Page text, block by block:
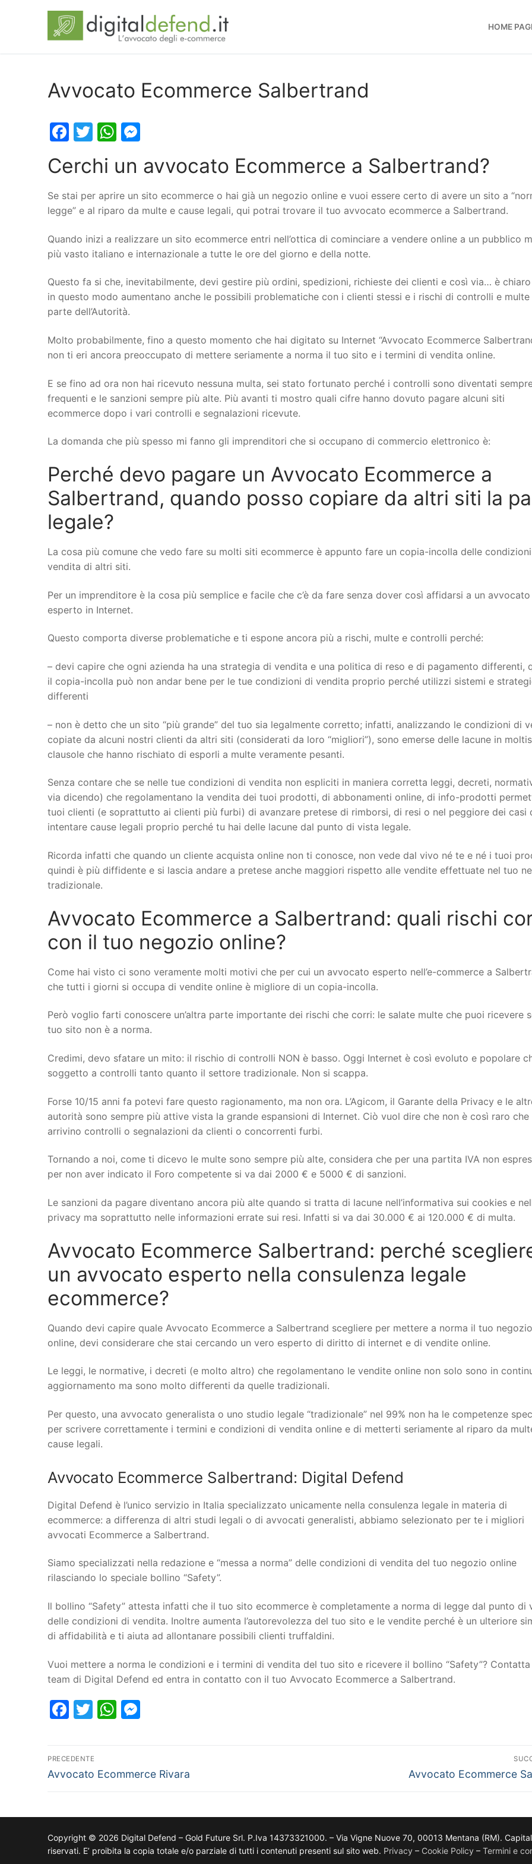
HOME
Avvocato Ecommerce Salbertrand
Facebook
TwitterWhatsApp
Cerchi un avvocato Ecommerce a Salbertrand?
Se stai per aprire un sito ecommerce o hai già un negozio online e vuoi essere certo di avere un sito a
legge” e al riparo da multe e cause legali, qui potrai trovare il tuo avvocato ecommerce a Salbertrand.
Quando inizi a realizzare un sito ecommerce entri nell’ottica di cominciare a vendere online a un pubblico
più vasto italiano e internazionale a tutte le ore del giorno e della notte.
Questo fa si che, inevitabilmente, devi gestire più ordini, spedizioni, richieste dei clienti e così via… è
in questo modo aumentano anche le possibili problematiche con i clienti stessi e i rischi di controlli e multe
parte dell’Autorità.
Molto probabilmente, fino a questo momento che hai digitato su Internet “Avvocato Ecommerce
non ti eri ancora preoccupato di mettere seriamente a norma il tuo sito e i termini di vendita online.
E se fino ad ora non hai ricevuto nessuna multa, sei stato fortunato perché i controlli sono diventati
frequenti e le sanzioni sempre più alte. Più avanti ti mostro quali cifre hanno dovuto pagare alcuni siti
ecommerce dopo i vari controlli e segnalazioni ricevute.
La domanda che più spesso mi fanno gli imprenditori che si occupano di commercio elettronico è:
Perché devo pagare un Avvocato Ecommerce a
Salbertrand, quando posso copiare da altri siti la
legale?
La cosa più comune che vedo fare su molti siti ecommerce è appunto fare un copia-incolla delle
vendita di altri siti.
Per un imprenditore è la cosa più semplice e facile che c’è da fare senza dover così affidarsi a un avvocato
esperto in Internet.
Questo comporta diverse problematiche e ti espone ancora più a rischi, multe e controlli perché:
– devi capire che ogni azienda ha una strategia di vendita e una politica di reso e di pagamento differenti,
il copia-incolla può non andar bene per le tue condizioni di vendita proprio perché utilizzi sistemi e
differenti
– non è detto che un sito “più grande” del tuo sia legalmente corretto; infatti, analizzando le condizioni di
copiate da alcuni nostri clienti da altri siti (considerati da loro “migliori”), sono emerse delle lacune in
clausole che hanno rischiato di esporli a multe veramente pesanti.
Senza contare che se nelle tue condizioni di vendita non espliciti in maniera corretta leggi, decreti,
via dicendo) che regolamentano la vendita dei tuoi prodotti, di abbonamenti online, di info-prodotti
tuoi clienti (e soprattutto ai clienti più furbi) di avanzare pretese di rimborsi, di resi o nel peggiore dei casi
intentare cause legali proprio perché tu hai delle lacune dal punto di vista legale.
Ricorda infatti che quando un cliente acquista online non ti conosce, non vede dal vivo né te e né i tuoi
quindi è più diffidente e si lascia andare a pretese anche maggiori rispetto alle vendite effettuate nel tuo
tradizionale.
Avvocato Ecommerce a Salbertrand: quali rischi
con il tuo negozio online?
Come hai visto ci sono veramente molti motivi che per cui un avvocato esperto nell’e-commerce a
che tutti i giorni si occupa di vendite online è migliore di un copia-incolla.
Però voglio farti conoscere un’altra parte importante dei rischi che corri: le salate multe che puoi ricevere
tuo sito non è a norma.
Credimi, devo sfatare un mito: il rischio di controlli NON è basso. Oggi Internet è così evoluto e popolare
soggetto a controlli tanto quanto il settore tradizionale. Non si scappa.
Forse 10/15 anni fa potevi fare questo ragionamento, ma non ora. L’Agicom, il Garante della Privacy e le
autorità sono sempre più attive vista la grande espansioni di Internet. Ciò vuol dire che non è così raro che
arrivino controlli o segnalazioni da clienti o concorrenti furbi.
Tornando a noi, come ti dicevo le multe sono sempre più alte, considera che per una partita IVA non
per non aver indicato il Foro competente si va dai 2000 € e 5000 € di sanzioni.
Le sanzioni da pagare diventano ancora più alte quando si tratta di lacune nell’informativa sui cookies e
privacy ma soprattutto nelle informazioni errate sui resi. Infatti si va dai 30.000 € ai 120.000 € di multa.
Avvocato Ecommerce Salbertrand: perché
un avvocato esperto nella consulenza legale
ecommerce?
Quando devi capire quale Avvocato Ecommerce a Salbertrand scegliere per mettere a norma il tuo negozio
online, devi considerare che stai cercando un vero esperto di diritto di internet e di vendite online.
Le leggi, le normative, i decreti (e molto altro) che regolamentano le vendite online non solo sono in
aggiornamento ma sono molto differenti da quelle tradizionali.
Per questo, una avvocato generalista o uno studio legale “tradizionale” nel 99% non ha le competenze
per scrivere correttamente i termini e condizioni di vendita online e di metterti seriamente al riparo da
cause legali.
Avvocato Ecommerce Salbertrand: Digital Defend
Digital Defend è l’unico servizio in Italia specializzato unicamente nella consulenza legale in materia di
ecommerce: a differenza di altri studi legali o di avvocati generalisti, abbiamo selezionato per te i migliori
avvocati Ecommerce a Salbertrand.
Siamo specializzati nella redazione e “messa a norma” delle condizioni di vendita del tuo negozio online
rilasciando lo speciale bollino “Safety”.
Il bollino “Safety” attesta infatti che il tuo sito ecommerce è completamente a norma di legge dal punto di
delle condizioni di vendita. Inoltre aumenta l’autorevolezza del tuo sito e le vendite perché è un ulteriore
di affidabilità e ti aiuta ad allontanare possibili clienti truffaldini.
Vuoi mettere a norma le condizioni e i termini di vendita del tuo sito e ricevere il bollino “Safety”? Contatta
team di Digital Defend ed entra in contatto con il tuo Avvocato Ecommerce a Salbertrand.
Facebook
TwitterWhatsApp
PRECEDENTE
Avvocato Ecommerce Rivara Avvocato Ecommerce
Copyright © 2026 Digital Defend – Gold Future Srl. P.Iva 14373321000. – Via Vigne Nuove 70, 00013 Mentana (RM).
riservati. E’ proibita la copia totale e/o parziale di tutti i contenuti presenti sul sito web. Privacy – Cookie Policy – Termini e